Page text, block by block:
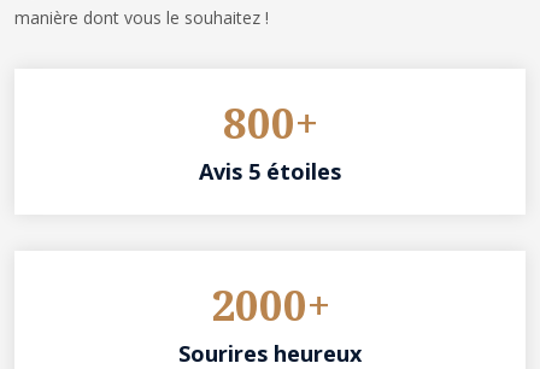
manière dont vous le souhaitez !
800+
Avis 5 étoiles
2000+
Sourires heureux